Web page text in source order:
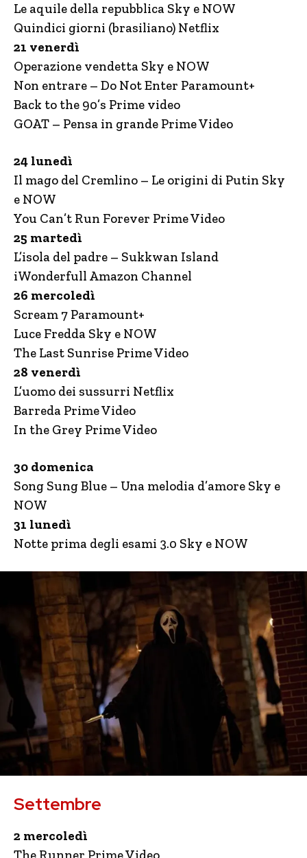
Le aquile della repubblica Sky e NOW
Quindici giorni (brasiliano) Netflix
21 venerdì
Operazione vendetta Sky e NOW
Non entrare – Do Not Enter Paramount+
Back to the 90’s Prime video
GOAT – Pensa in grande Prime Video
24 lunedì
Il mago del Cremlino – Le origini di Putin Sky
e NOW
You Can’t Run Forever Prime Video
25 martedì
L’isola del padre – Sukkwan Island
iWonderfull Amazon Channel
26 mercoledì
Scream 7 Paramount+
Luce Fredda Sky e NOW
The Last Sunrise Prime Video
28 venerdì
L’uomo dei sussurri Netflix
Barreda Prime Video
In the Grey Prime Video
30 domenica
Song Sung Blue – Una melodia d’amore Sky e
NOW
31 lunedì
Notte prima degli esami 3.0 Sky e NOW
Settembre
2 mercoledì